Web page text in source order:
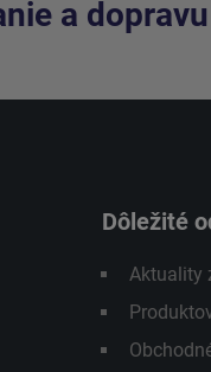
a
Dôležité
Aktuality